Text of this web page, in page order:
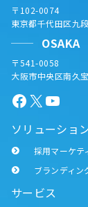
〒102-0074
東京都千代田区九
OSAKA
〒541-0058
大阪市中央区南久
Facebook
X
ソリューショ
採用マーケテ
ブランディン
サービス